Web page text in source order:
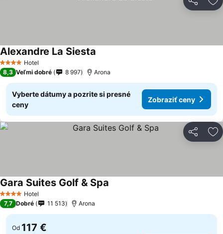
Zdieľať
4 Počet hviezdičiek
Hotel
Alexandre La Siesta
8,3 Veľmi dobré 8 997 Arona
Vyberte dátumy a pozrite si presné
ceny
Zobraziť ceny
Zdieľať
4 Počet hviezdičiek
Hotel
Gara Suites Golf & Spa
7,7 Dobré 11 513 Arona
Od 117 €